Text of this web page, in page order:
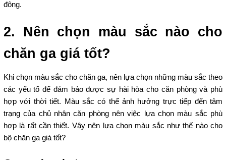
đông.
2. Nên chọn màu sắc nào cho
chăn ga giá tốt?
Khi chọn màu sắc cho chăn ga, nên lựa chọn những màu sắc theo
các yếu tố để đảm bảo được sự hài hòa cho căn phòng và phù
hợp với thời tiết. Màu sắc có thể ảnh hưởng trực tiếp đến tâm
trạng của chủ nhân căn phòng nên việc lựa chọn màu sắc phù
hợp là rất cần thiết. Vậy nên lựa chọn màu sắc như thế nào cho
bộ chăn ga giá tốt?